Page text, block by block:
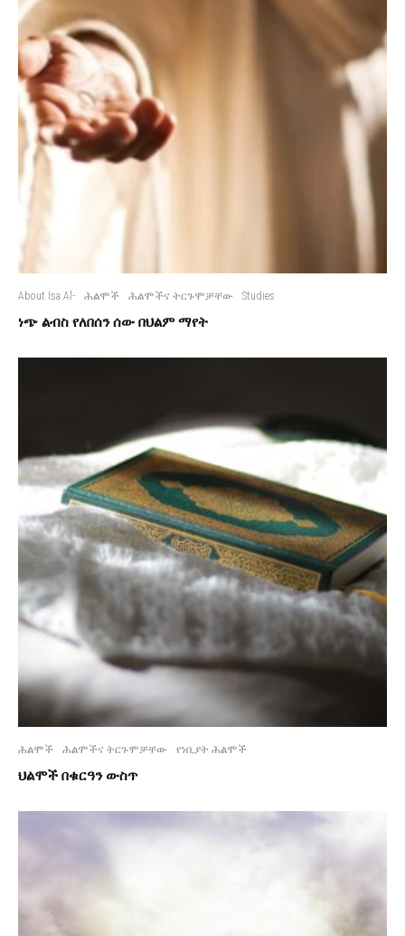
About Isa Al- ሕልሞች ሕልሞችና ትርጉሞቻቸው Studies
ነጭ ልብስ የለበሰን ሰው በህልም ማየት
ሕልሞች ሕልሞችና ትርጉሞቻቸው የነቢያት ሕልሞች
ህልሞች በቁርዓን ውስጥ